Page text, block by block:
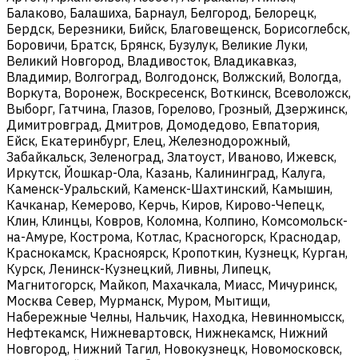
Балаково, Балашиха, Барнаул, Белгород, Белорецк,
Бердск, Березники, Бийск, Благовещенск, Борисоглебск,
Боровичи, Братск, Брянск, Бузулук, Великие Луки,
Великий Новгород, Владивосток, Владикавказ,
Владимир, Волгоград, Волгодонск, Волжский, Вологда,
Воркута, Воронеж, Воскресенск, Воткинск, Всеволожск,
Выборг, Гатчина, Глазов, Горелово, Грозный, Дзержинск,
Димитровград, Дмитров, Домодедово, Евпатория,
Ейск, Екатеринбург, Елец, Железнодорожный,
Забайкальск, Зеленоград, Златоуст, Иваново, Ижевск,
Иркутск, Йошкар-Ола, Казань, Калининград, Калуга,
Каменск-Уральский, Каменск-Шахтинский, Камышин,
Качканар, Кемерово, Керчь, Киров, Кирово-Чепецк,
Клин, Клинцы, Ковров, Коломна, Колпино, Комсомольск-
на-Амуре, Кострома, Котлас, Красногорск, Краснодар,
Краснокамск, Красноярск, Кропоткин, Кузнецк, Курган,
Курск, Ленинск-Кузнецкий, Ливны, Липецк,
Магнитогорск, Майкоп, Махачкала, Миасс, Мичуринск,
Москва Север, Мурманск, Муром, Мытищи,
Набережные Челны, Нальчик, Находка, Невинномысск,
Нефтекамск, Нижневартовск, Нижнекамск, Нижний
Новгород, Нижний Тагил, Новокузнецк, Новомосковск,